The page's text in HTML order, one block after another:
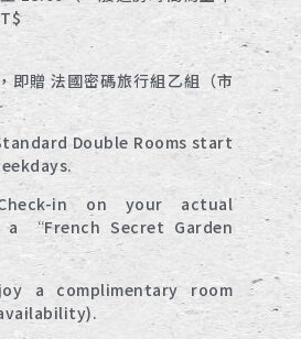
即贈 法國密碼旅行組乙組（市
Double Rooms start
in on your actual
“French Secret Garden
a complimentary room